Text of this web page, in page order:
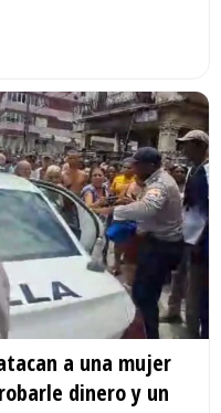
a una mujer
dinero y un